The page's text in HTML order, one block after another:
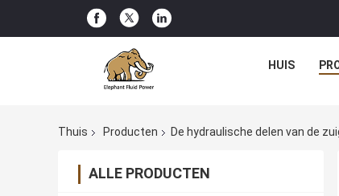
HUIS
Thuis Producten De hydraulische delen van de
ALLE PRODUCTEN